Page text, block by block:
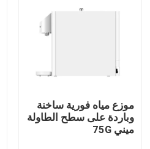
اتصل بنا
أخبار
موزع مياه فورية ساخنة
وباردة على سطح الطاولة
ميني 75G